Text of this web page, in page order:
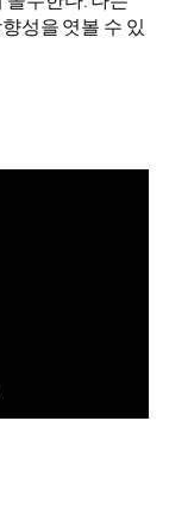
성을 엿볼 수 있